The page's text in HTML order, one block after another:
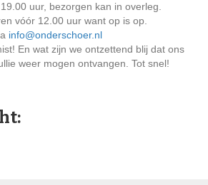
uur, bezorgen kan in overleg.
vóór 12.00 uur want op is op.
info@onderschoer.nl
En wat zijn we ontzettend blij dat ons
weer mogen ontvangen. Tot snel!